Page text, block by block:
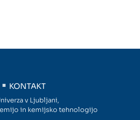
KONTAKT
v Ljubljani,
in kemijsko tehnologijo